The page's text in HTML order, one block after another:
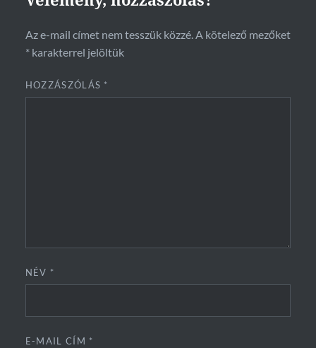
Az e-mail címet nem tesszük közzé. A kötelező mezőket
*karakterrel jelöltük
HOZZÁSZÓLÁS *
NÉV *
E-MAIL CÍM *